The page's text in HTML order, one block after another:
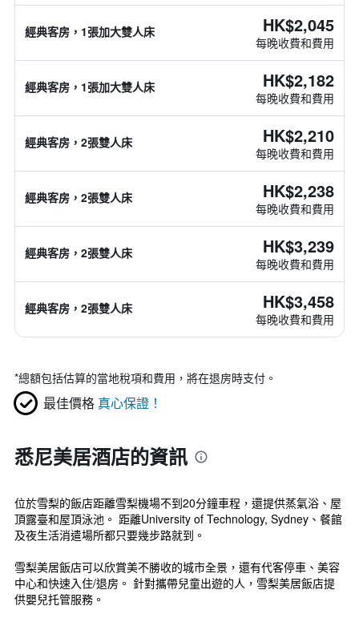
經典客房，1張加大雙人床 HK$2,045
每晚收費和費用
經典客房，1張加大雙人床 HK$2,182
每晚收費和費用
經典客房，2張雙人床 HK$2,210
每晚收費和費用
經典客房，2張雙人床 HK$2,238
每晚收費和費用
經典客房，2張雙人床 HK$3,239
每晚收費和費用
經典客房，2張雙人床 HK$3,458
每晚收費和費用
*總額包括估算的當地稅項和費用，將在退房時支付。
最佳價格 真心保證！
悉尼美居酒店的資訊
位於雪梨的飯店距離雪梨機場不到20分鐘車程，還提供蒸氣浴、屋
頂露臺和屋頂泳池。 距離University of Technology, Sydney、餐館
及夜生活消遣場所都只要幾步路就到。
雪梨美居飯店可以欣賞美不勝收的城市全景，還有代客停車、美容
中心和快速入住/退房。 針對攜帶兒童出遊的人，雪梨美居飯店提
供嬰兒托管服務。